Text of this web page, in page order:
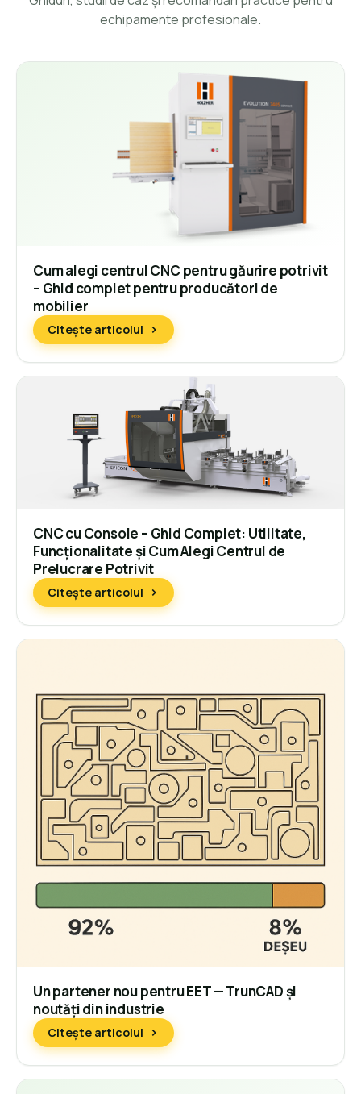
echipamente profesionale.
Cum alegi centrul CNC pentru găurire potrivit
– Ghid complet pentru producători de
mobilier
Citește articolul
CNC cu Console – Ghid Complet: Utilitate,
Funcționalitate și Cum Alegi Centrul de
Prelucrare Potrivit
Citește articolul
Un partener nou pentru EET — TrunCAD și
noutăți din industrie
Citește articolul